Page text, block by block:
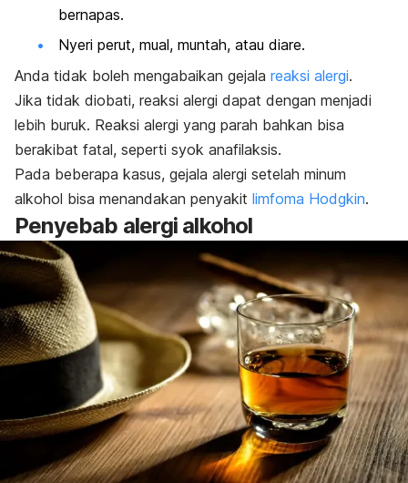
bernapas.
Nyeri perut, mual, muntah, atau diare.
Anda tidak boleh mengabaikan gejala reaksi alergi.
Jika tidak diobati, reaksi alergi dapat dengan menjadi
lebih buruk. Reaksi alergi yang parah bahkan bisa
berakibat fatal, seperti syok anafilaksis.
Pada beberapa kasus, gejala alergi setelah minum
alkohol bisa menandakan penyakit limfoma Hodgkin.
Penyebab alergi alkohol